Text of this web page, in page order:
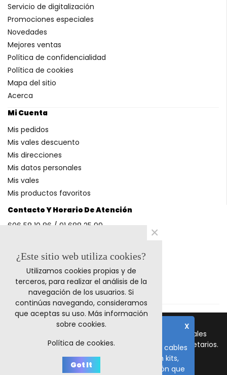
Contacto Y Horario De Atención
606 58 10 86 / 91 688 25 99
Métodos De Pago
Servicio de digitalización
Promociones especiales
Novedades
Mejores ventas
Política de confidencialidad
Política de cookies
Mapa del sitio
Acerca
Mi Cuenta
Mis pedidos
Mis vales descuento
Mis direcciones
Mis datos personales
Mis vales
Mis productos favoritos
© 2023 Retrocables. Los logos y marcas comerciales
mencionadas corresponden a sus respectivos propietarios.
Todos los precios incluyen I.V.A.
X
El plazo de fabricación de todos los cables
es de 10-15 días laborables, salvo en kits,
repuestos y fuentes de alimentación que
¿Este sitio web utiliza cookies?
Utilizamos cookies propias y de
terceros, para realizar el análisis de la
navegación de los usuarios. Si
continúas navegando, consideramos
que aceptas su uso. Más información
sobre cookies.
Política de cookies.
Got It
×